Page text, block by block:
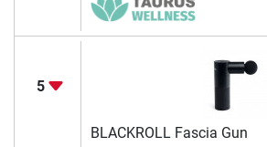
5
BLACKROLL Fascia Gun